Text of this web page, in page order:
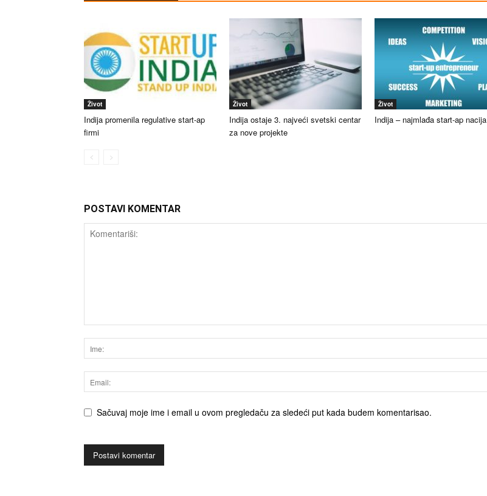
Život
Indija promenila regulative start-ap
firmi
Život
Indija ostaje 3. najveći svetski centar
za nove projekte
Život
Indija – najmlađa start-ap nacija
POSTAVI KOMENTAR
Sačuvaj moje ime i email u ovom pregledaču za sledeći put kada budem komentarisao.